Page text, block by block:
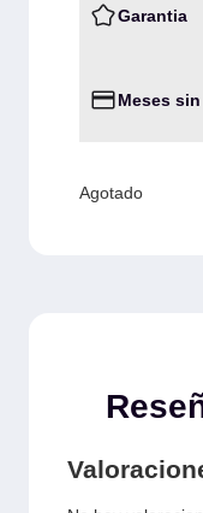
Garantia
Meses
Agotado